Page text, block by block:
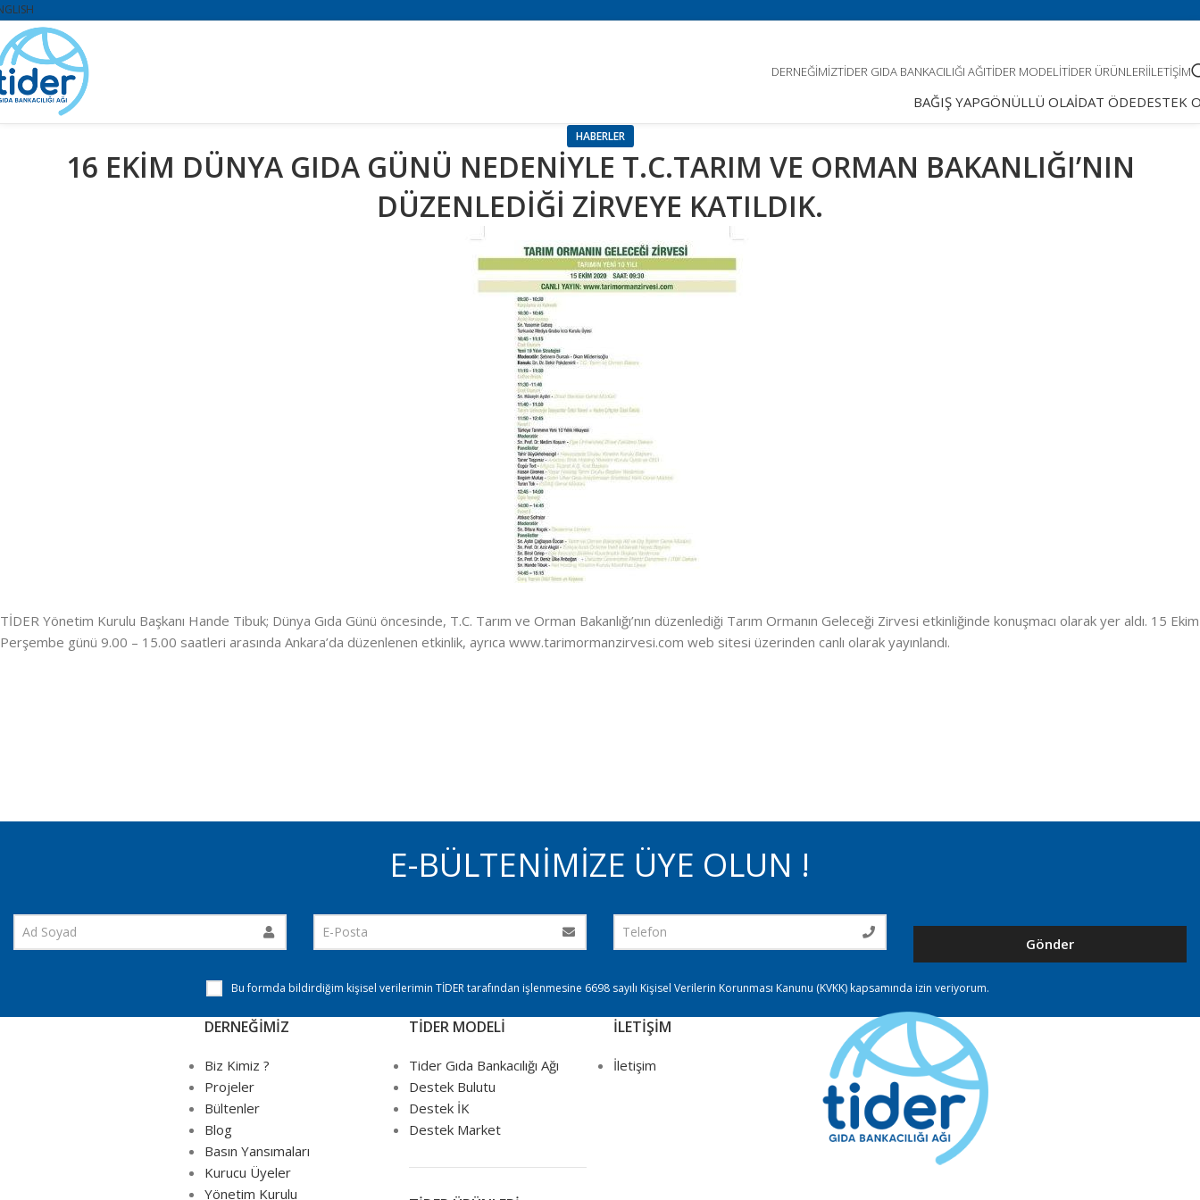
DERNEĞIMIZTIDER GIDA BANKACILIĞI AĞITIDER MODELITIDER ÜRÜNLERIİLETIŞIM
BAĞIŞ YAPGÖNÜLLÜ OLAİDAT ÖDEDESTEK
HABERLER
16 EKİM DÜNYA GIDA GÜNÜ NEDENİYLE T.C.TARIM VE ORMAN BAKANLIĞI’NIN
DÜZENLEDİĞİ ZİRVEYE KATILDIK.
TİDER Yönetim Kurulu Başkanı Hande Tibuk; Dünya Gıda Günü öncesinde, T.C. Tarım ve Orman Bakanlığı’nın düzenlediği Tarım Ormanın Geleceği Zirvesi etkinliğinde konuşmacı olarak yer aldı. 15 Ekim
Perşembe günü 9.00 – 15.00 saatleri arasında Ankara’da düzenlenen etkinlik, ayrıca www.tarimormanzirvesi.com web sitesi üzerinden canlı olarak yayınlandı.
E-BÜLTENİMİZE ÜYE OLUN !
Gönder
Bu formda bildirdiğim kişisel verilerimin TİDER tarafından işlenmesine 6698 sayılı Kişisel Verilerin Korunması Kanunu (KVKK) kapsamında izin veriyorum.
DERNEĞİMİZ
Biz Kimiz ?
Projeler
Bültenler
Blog
Basın Yansımaları
Kurucu Üyeler
Yönetim Kurulu
TİDER MODELİ
Tider Gıda Bankacılığı Ağı
Destek Bulutu
Destek İK
Destek Market
İLETİŞİM
İletişim